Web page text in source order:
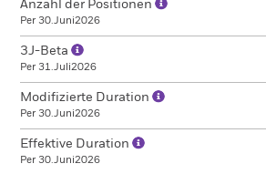
Anzahl der Positionen
Per 30.Juni2026
3J-Beta
Per 31.Juli2026
Modifizierte Duration
Per 30.Juni2026
Effektive Duration
Per 30.Juni2026